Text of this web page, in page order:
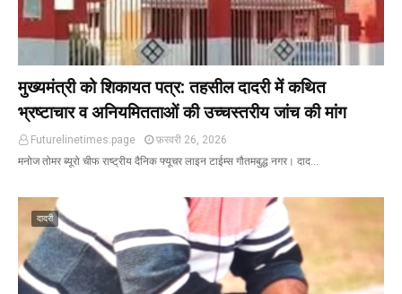
मुख्यमंत्री को शिकायत पत्र: तहसील दादरी में कथित
भ्रष्टाचार व अनियमितताओं की उच्चस्तरीय जांच की मांग
Futurelinetimes.page
फ़रवरी 26, 2026
मनोज तोमर ब्यूरो चीफ राष्ट्रीय दैनिक फ्यूचर लाइन टाईम्स गौतमबुद्ध नगर। दाद…
दादरी